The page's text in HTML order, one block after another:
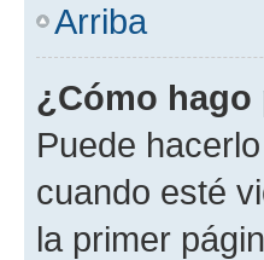
Arriba
¿Cómo hago
Puede
cuando esté
la primer